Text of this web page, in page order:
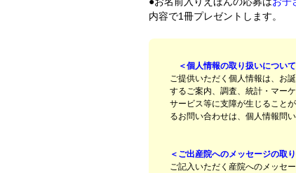
内容で1冊プレゼントします。
＜個人情報の取り扱いについ
ご提供いただく個人情報は、お
するご案内、調査、統計・マー
サービス等に支障が生じること
るお問い合わせは、個人情報問
＜ご出産院へのメッセージの取
ご記入いただく産院へのメッセ